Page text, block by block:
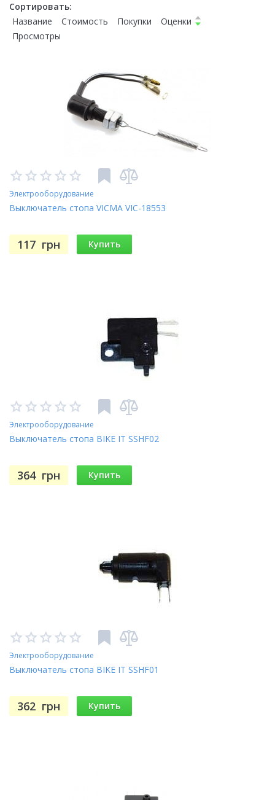
Сортировать:
Название
Стоимость Покупки
Оценки
Просмотры
Электрооборудование
Выключатель стопа VICMA VIC-18553
117 грн Купить
Электрооборудование
Выключатель стопа BIKE IT SSHF02
364 грн Купить
Электрооборудование
Выключатель стопа BIKE IT SSHF01
362 грн Купить